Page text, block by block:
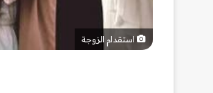
استقدام الزوجة